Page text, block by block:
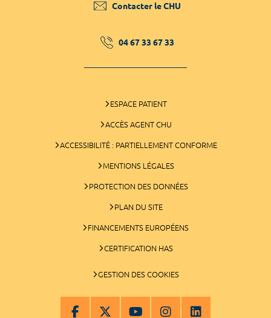
Contacter le CHU
04 67 33 67 33
ESPACE PATIENT
ACCÈS AGENT CHU
ACCESSIBILITÉ : PARTIELLEMENT CONFORME
MENTIONS LÉGALES
PROTECTION DES DONNÉES
PLAN DU SITE
FINANCEMENTS EUROPÉENS
CERTIFICATION HAS
GESTION DES COOKIES